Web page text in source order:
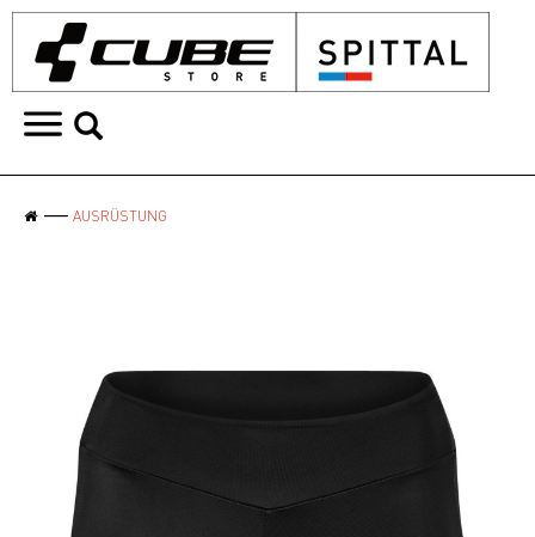
AUSRÜSTUNG